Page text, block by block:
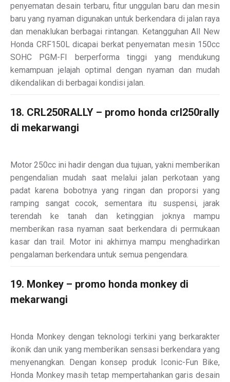
penyematan desain terbaru, fitur unggulan baru dan mesin
baru yang nyaman digunakan untuk berkendara di jalan raya
dan menaklukan berbagai rintangan. Ketangguhan All New
Honda CRF150L dicapai berkat penyematan mesin 150cc
SOHC PGM-FI berperforma tinggi yang mendukung
kemampuan jelajah optimal dengan nyaman dan mudah
dikendalikan di berbagai kondisi jalan.
18. CRL250RALLY – promo honda crl250rally
di mekarwangi
Motor 250cc ini hadir dengan dua tujuan, yakni memberikan
pengendalian mudah saat melalui jalan perkotaan yang
padat karena bobotnya yang ringan dan proporsi yang
ramping sangat cocok, sementara itu suspensi, jarak
terendah ke tanah dan ketinggian joknya mampu
memberikan rasa nyaman saat berkendara di permukaan
kasar dan trail. Motor ini akhirnya mampu menghadirkan
pengalaman berkendara untuk semua pengendara.
19. Monkey – promo honda monkey di
mekarwangi
Honda Monkey dengan teknologi terkini yang berkarakter
ikonik dan unik yang memberikan sensasi berkendara yang
menyenangkan. Dengan konsep produk Iconic-Fun Bike,
Honda Monkey masih tetap mempertahankan garis desain